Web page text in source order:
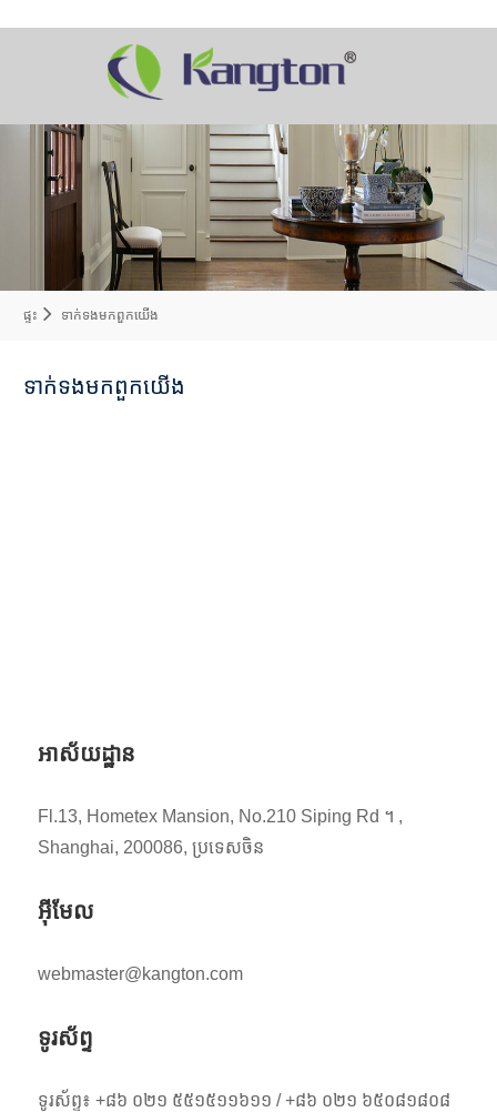
ផ្ទះ ទាក់ទង​មក​ពួក​យើង
ទាក់ទង​មក​ពួក​យើង
អាស័យដ្ឋាន
Fl.13, Hometex Mansion, No.210 Siping Rd ។ ,
Shanghai, 200086, ប្រទេសចិន
អ៊ីមែល
webmaster@kangton.com
ទូរស័ព្ទ
ទូរស័ព្ទ៖ +៨៦ ០២១ ៥៥១៥១១៦១១ / +៨៦ ០២១ ៦៥០៨១៨០៨